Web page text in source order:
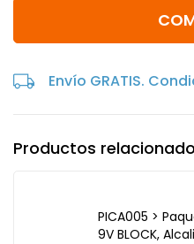
Envío GRATIS.
Productos
PICA005 >
9V BLOCK,